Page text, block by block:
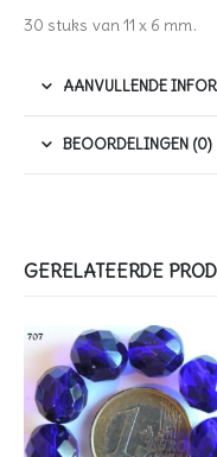
30 stuks van 11 x 6 mm.
AANVULLENDE
BEOORDELINGEN (0)
GERELATEERDE